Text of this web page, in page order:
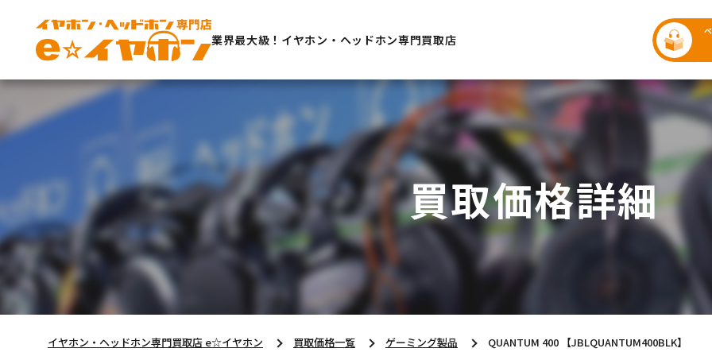
業界最大級！イヤホン・ヘッドホン専門買取店
買取価格詳細
イヤホン・ヘッドホン専門買取店 e☆イヤホン 買取価格一覧 ゲーミング製品 QUANTUM 400 【JBLQUANTUM400BLK】